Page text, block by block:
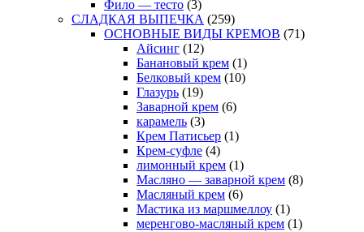
Фило — тесто (3)
СЛАДКАЯ ВЫПЕЧКА (259)
ОСНОВНЫЕ ВИДЫ КРЕМОВ (71)
Айсинг (12)
Банановый крем (1)
Белковый крем (10)
Глазурь (19)
Заварной крем (6)
карамель (3)
Крем Патисьер (1)
Крем-суфле (4)
лимонный крем (1)
Масляно — заварной крем (8)
Масляный крем (6)
Мастика из маршмеллоу (1)
меренгово-масляный крем (1)